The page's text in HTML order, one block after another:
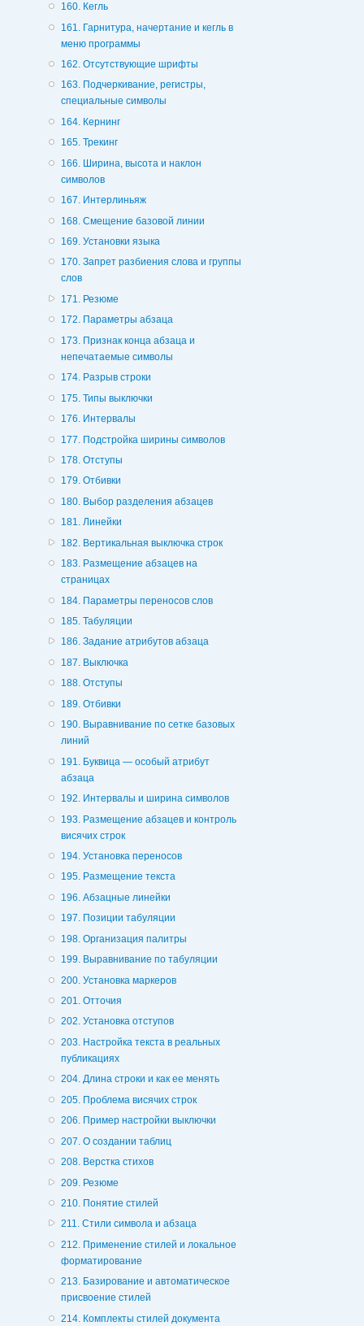
160. Кегль
161. Гарнитура, начертание и кегль в
меню программы
162. Отсутствующие шрифты
163. Подчеркивание, регистры,
специальные символы
164. Кернинг
165. Трекинг
166. Ширина, высота и наклон
символов
167. Интерлиньяж
168. Смещение базовой линии
169. Установки языка
170. Запрет разбиения слова и группы
слов
171. Резюме
172. Параметры абзаца
173. Признак конца абзаца и
непечатаемые символы
174. Разрыв строки
175. Типы выключки
176. Интервалы
177. Подстройка ширины символов
178. Отступы
179. Отбивки
180. Выбор разделения абзацев
181. Линейки
182. Вертикальная выключка строк
183. Размещение абзацев на
страницах
184. Параметры переносов слов
185. Табуляции
186. Задание атрибутов абзаца
187. Выключка
188. Отступы
189. Отбивки
190. Выравнивание по сетке базовых
линий
191. Буквица — особый атрибут
абзаца
192. Интервалы и ширина символов
193. Размещение абзацев и контроль
висячих строк
194. Установка переносов
195. Размещение текста
196. Абзацные линейки
197. Позиции табуляции
198. Организация палитры
199. Выравнивание по табуляции
200. Установка маркеров
201. Отточия
202. Установка отступов
203. Настройка текста в реальных
публикациях
204. Длина строки и как ее менять
205. Проблема висячих строк
206. Пример настройки выключки
207. О создании таблиц
208. Верстка стихов
209. Резюме
210. Понятие стилей
211. Стили символа и абзаца
212. Применение стилей и локальное
форматирование
213. Базирование и автоматическое
присвоение стилей
214. Комплекты стилей документа